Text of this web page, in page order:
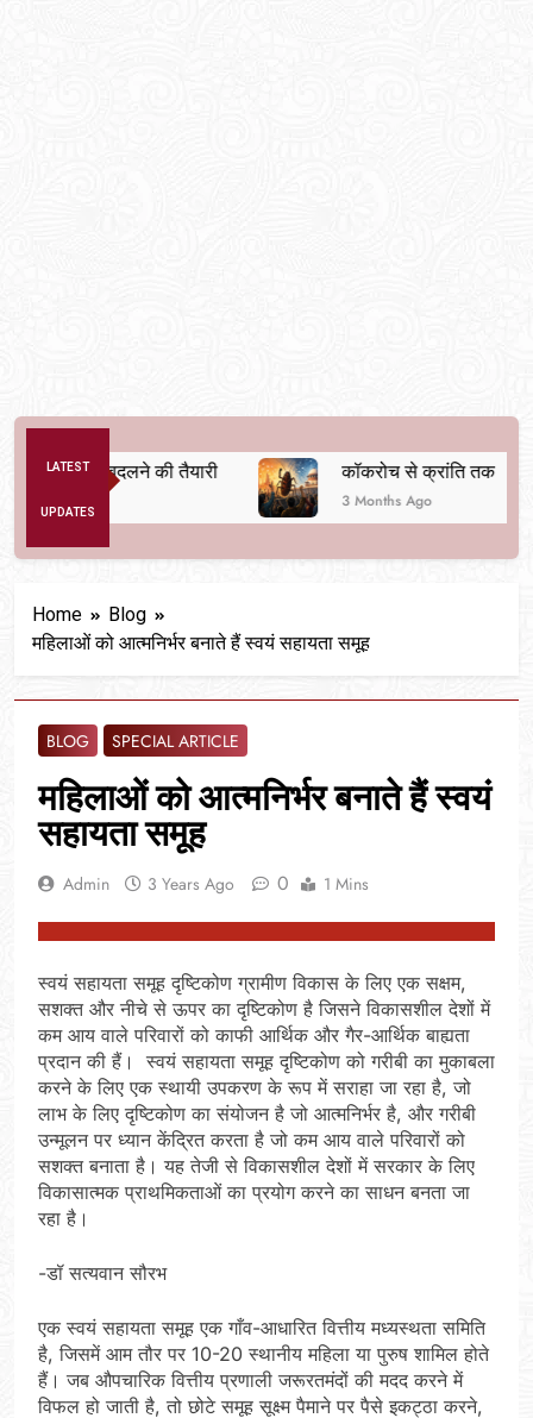
LATEST
UPDATES
बदलने की तैयारी कॉकरोच से क्रांति तक
3 Months Ago
Home
Blog
महिलाओं को आत्मनिर्भर बनाते हैं स्वयं सहायता समूह
BLOG SPECIAL ARTICLE
महिलाओं को आत्मनिर्भर बनाते हैं स्वयं
सहायता समूह
Admin 3 Years Ago 0 1 Mins
स्वयं सहायता समूह दृष्टिकोण ग्रामीण विकास के लिए एक सक्षम,
सशक्त और नीचे से ऊपर का दृष्टिकोण है जिसने विकासशील देशों में
कम आय वाले परिवारों को काफी आर्थिक और गैर-आर्थिक बाह्यता
प्रदान की हैं। स्वयं सहायता समूह दृष्टिकोण को गरीबी का मुकाबला
करने के लिए एक स्थायी उपकरण के रूप में सराहा जा रहा है, जो
लाभ के लिए दृष्टिकोण का संयोजन है जो आत्मनिर्भर है, और गरीबी
उन्मूलन पर ध्यान केंद्रित करता है जो कम आय वाले परिवारों को
सशक्त बनाता है। यह तेजी से विकासशील देशों में सरकार के लिए
विकासात्मक प्राथमिकताओं का प्रयोग करने का साधन बनता जा
रहा है।
-डॉ सत्यवान सौरभ
एक स्वयं सहायता समूह एक गाँव-आधारित वित्तीय मध्यस्थता समिति
है, जिसमें आम तौर पर 10-20 स्थानीय महिला या पुरुष शामिल होते
हैं। जब औपचारिक वित्तीय प्रणाली जरूरतमंदों की मदद करने में
विफल हो जाती है, तो छोटे समूह सूक्ष्म पैमाने पर पैसे इकट्ठा करने,